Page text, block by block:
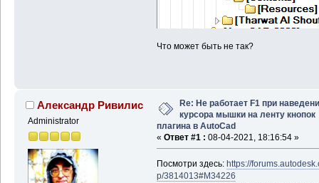
Что может быть не так?
Александр Ривилис
Administrator
Re: Не работает F1 при
курсора мышки на ленту кнопок
плагина в AutoCad
« Ответ #1 : 08-04-2021, 18:16:54 »
Посмотри здесь: https://
p/3814013#M34226